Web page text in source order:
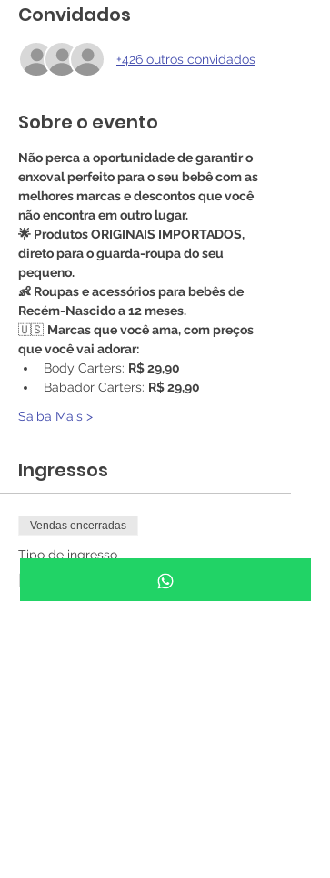
Convidados
+426 outros convidados
Sobre o evento
Não perca a oportunidade de garantir o
enxoval perfeito para o seu bebê com as
melhores marcas e descontos que você
não encontra em outro lugar.
🌟 Produtos ORIGINAIS IMPORTADOS,
direto para o guarda-roupa do seu
pequeno.
👶 Roupas e acessórios para bebês de
Recém-Nascido a 12 meses.
🇺🇸 Marcas que você ama, com preços
que você vai adorar:
Body Carters: R$ 29,90
Babador Carters: R$ 29,90
Saiba Mais >
Ingressos
Vendas encerradas
Tipo de ingresso
ENTRADA GRATUITA das 9h
às 17h